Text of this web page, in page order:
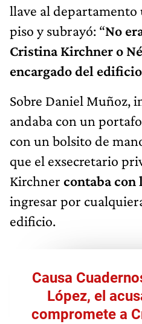
llave al
piso y subrayó: “No
Cristina Kirchner o
encargado del edificio
Sobre Daniel Muñoz,
andaba con un
con un bolsito de
que el exsecretario
Kirchner contaba con
ingresar por
edificio.
Causa
López, el
compromete a